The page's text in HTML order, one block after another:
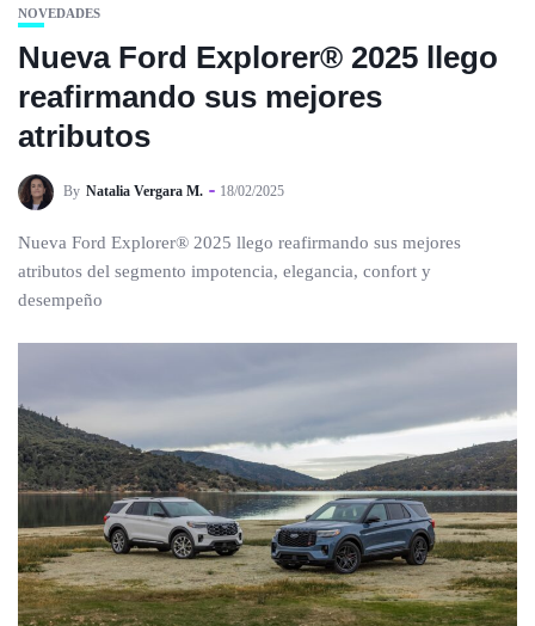
NOVEDADES
Nueva Ford Explorer® 2025 llego
reafirmando sus mejores
atributos
By Natalia Vergara M. 18/02/2025
Nueva Ford Explorer® 2025 llego reafirmando sus mejores
atributos del segmento impotencia, elegancia, confort y
desempeño